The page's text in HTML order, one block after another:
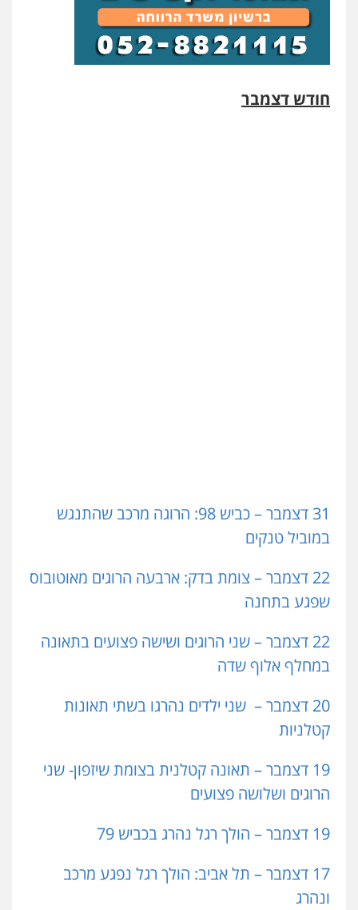
חודש דצמבר
31 דצמבר – כביש 98: הרוגה מרכב שהתנגש
במוביל טנקים
22 דצמבר – צומת בדק: ארבעה הרוגים מאוטובוס
שפגע בתחנה
22 דצמבר – שני הרוגים ושישה פצועים בתאונה
במחלף אלוף שדה
20 דצמבר –
שני ילדים נהרגו בשתי תאונות
קטלניות
19 דצמבר – תאונה קטלנית בצומת שיזפון- שני
הרוגים ושלושה פצועים
19 דצמבר – הולך רגל נהרג בכביש 79
17 דצמבר – תל אביב: הולך רגל נפגע מרכב
ונהרג